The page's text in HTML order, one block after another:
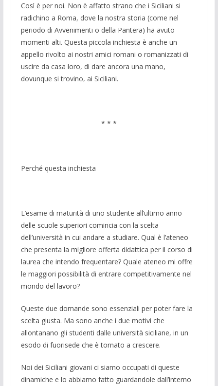
Così è per noi. Non è affatto strano che i Siciliani si
radichino a Roma, dove la nostra storia (come nel
periodo di Avvenimenti o della Pantera) ha avuto
momenti alti. Questa piccola inchiesta è anche un
appello rivolto ai nostri amici romani o romanizzati di
uscire da casa loro, di dare ancora una mano,
dovunque si trovino, ai Siciliani.
* * *
Perché questa inchiesta
L’esame di maturità di uno studente all’ultimo anno
delle scuole superiori comincia con la scelta
dell’università in cui andare a studiare. Qual è l’ateneo
che presenta la migliore offerta didattica per il corso di
laurea che intendo frequentare? Quale ateneo mi offre
le maggiori possibilità di entrare competitivamente nel
mondo del lavoro?
Queste due domande sono essenziali per poter fare la
scelta giusta. Ma sono anche i due motivi che
allontanano gli studenti dalle università siciliane, in un
esodo di fuorisede che è tornato a crescere.
Noi dei Siciliani giovani ci siamo occupati di queste
dinamiche e lo abbiamo fatto guardandole dall’interno